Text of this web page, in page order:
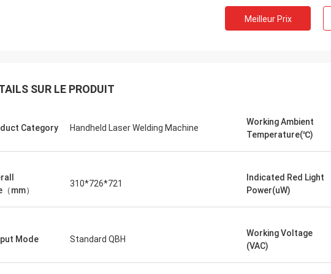
Meilleur Prix
SUR LE PRODUIT
Category Handheld Laser Welding Machine
Working Ambient
Temperature(℃)
mm）
310*726*721
Indicated Red Light
Power(uW)
Mode Standard QBH
Working Voltage
(VAC)